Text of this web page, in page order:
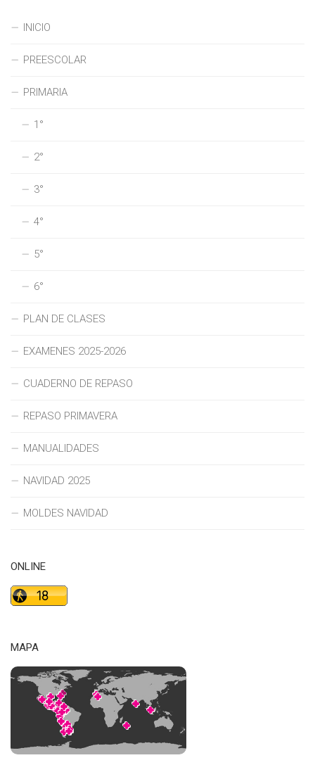
INICIO
PREESCOLAR
PRIMARIA
1°
2°
3°
4°
5°
6°
PLAN DE CLASES
EXAMENES 2025-2026
CUADERNO DE REPASO
REPASO PRIMAVERA
MANUALIDADES
NAVIDAD 2025
MOLDES NAVIDAD
ONLINE
MAPA